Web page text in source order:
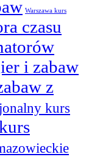
Warszawa kurs
czasu
i zabaw
z
kurs